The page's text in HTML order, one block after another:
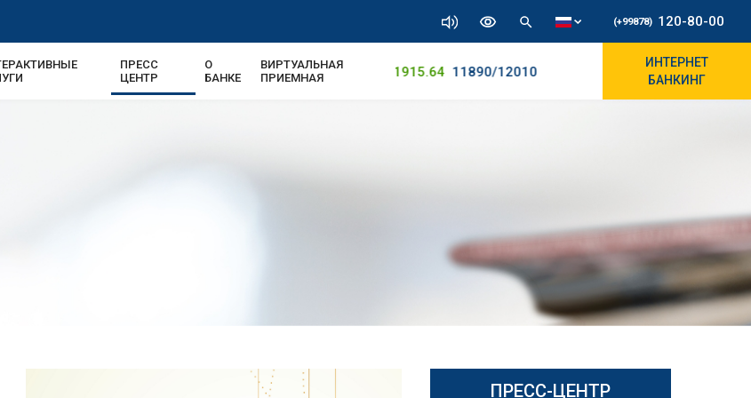
(+99878) 120-80-00
ПРЕСС
ЦЕНТР
О
БАНКЕ
ВИРТУАЛЬНАЯ
ПРИЕМНАЯUSD | UZS 11915.64 11890/12010
ИНТЕРНЕТ
БАНКИНГ
ПРЕСС-ЦЕНТР